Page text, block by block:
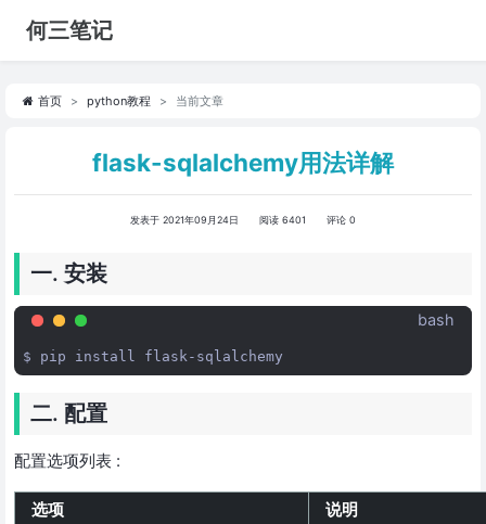
何三笔记
首页 python教程 当前文章
flask-sqlalchemy用法详解
发表于 2021年09月24日 阅读 6401 评论 0
一. 安装
bash
$ pip install
二. 配置
配置选项列表 :
选项 说明